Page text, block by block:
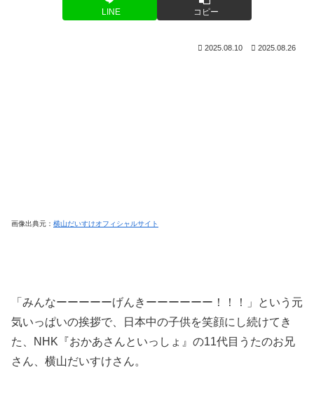
LINE コピー
2025.08.10 2025.08.26
画像出典元： 横山だいすけオフィシャルサイト
「みんなーーーーーげんきーーーーーー！！！」という元
気いっぱいの挨拶で、日本中の子供を笑顔にし続けてき
た、NHK『おかあさんといっしょ』の11代目うたのお兄
さん、横山だいすけさん。